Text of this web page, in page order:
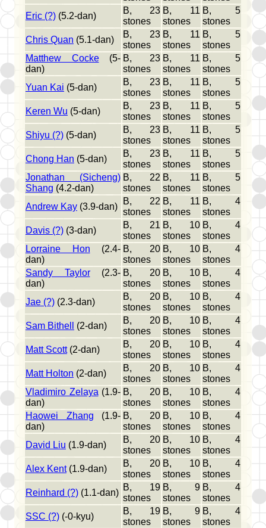
Eric (?) (5.2-dan)
B, 23
stones
B, 11
stones
B, 5
stones
Chris Quan (5.1-dan)
B, 23
stones
B, 11
stones
B, 5
stones
Matthew Cocke(5-
dan)
B, 23
stones
B, 11
stones
B, 5
stones
Yuan Kai (5-dan)
B, 23
stones
B, 11
stones
B, 5
stones
Keren Wu (5-dan)
B, 23
stones
B, 11
stones
B, 5
stones
Shiyu (?) (5-dan)
B, 23
stones
B, 11
stones
B, 5
stones
Chong Han (5-dan)
B, 23
stones
B, 11
stones
B, 5
stones
Jonathan (Sicheng)
Shang (4.2-dan)
B, 22
stones
B, 11
stones
B, 5
stones
Andrew Kay (3.9-dan)
B, 22
stones
B, 11
stones
B, 4
stones
Davis (?) (3-dan)
B, 21
stones
B, 10
stones
B, 4
stones
Lorraine Hon (2.4-
dan)
B, 20
stones
B, 10
stones
B, 4
stones
Sandy Taylor(2.3-
dan)
B, 20
stones
B, 10
stones
B, 4
stones
Jae (?) (2.3-dan)
B, 20
stones
B, 10
stones
B, 4
stones
Sam Bithell
(2-dan)
B, 20
stones
B, 10
stones
B, 4
stones
Matt Scott(2-dan)
B, 20
stones
B, 10
stones
B, 4
stones
Matt Holton (2-dan)
B, 20
stones
B, 10
stones
B, 4
stones
Vladimiro Zelaya(1.9-
dan)
B, 20
stones
B, 10
stones
B, 4
stones
Haowei Zhang (1.9-
dan)
B, 20
stones
B, 10
stones
B, 4
stones
David Liu (1.9-dan)
B, 20
stones
B, 10
stones
B, 4
stones
Alex Kent(1.9-dan)
B, 20
stones
B, 10
stones
B, 4
stones
Reinhard (?) (1.1-dan)
B, 19
stones
B, 9
stones
B, 4
stones
SSC (?) (-0-kyu)
B, 19
stones
B, 9
stones
B, 4
stones